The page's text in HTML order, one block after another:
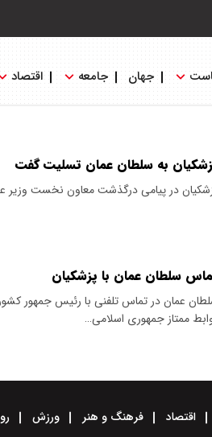
جهان جامعه اقتصاد
به سلطان عمان تسلیت گفت
در پیامی درگذشت معاون نخست وزیر
سلطان عمان با پزشکیان
عمان در تماس تلفنی با رئیس جمهور
ممتاز جمهوری اسلامی…
اقتصاد فرهنگ و هنر ورزش